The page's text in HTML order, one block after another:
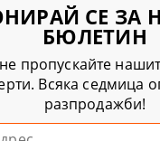
СЕ ЗА
БЮЛЕТИН
пропускайте
Всяка седмица
разпродажби!